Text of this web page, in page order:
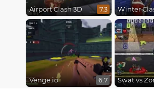
Airport Clash 3D 7.3 Winter
Venge.io 6.7 Swat vs